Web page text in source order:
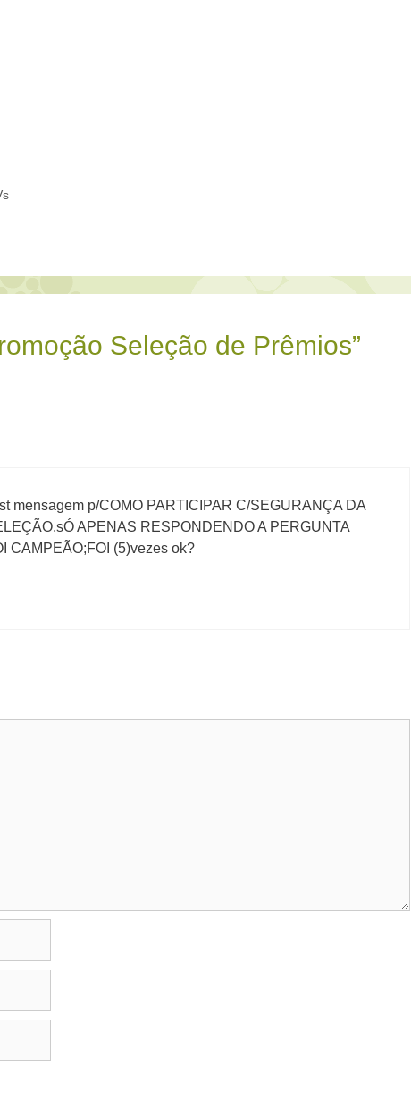
Seleção de Prêmios”
mensagem p/COMO PARTICIPAR C/SEGURANÇA DA
APENAS RESPONDENDO A PERGUNTA
CAMPEÃO;FOI (5)vezes ok?